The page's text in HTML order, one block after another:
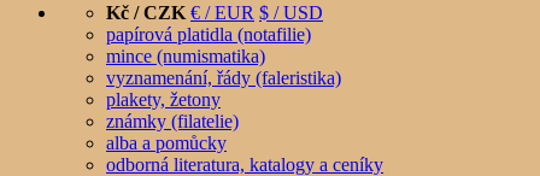
Kč / CZK € / EUR $ / USD
papírová platidla (notafilie)
mince (numismatika)
vyznamenání, řády (faleristika)
plakety, žetony
známky (filatelie)
alba a pomůcky
odborná literatura, katalogy a ceníky